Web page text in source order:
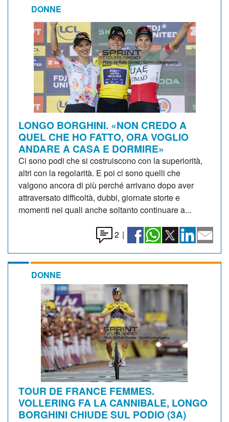
DONNE
LONGO BORGHINI. «NON CREDO A
QUEL CHE HO FATTO, ORA VOGLIO
ANDARE A CASA E DORMIRE»
Ci sono podi che si costruiscono con la superiorità,
altri con la regolarità. E poi ci sono quelli che
valgono ancora di più perché arrivano dopo aver
attraversato difficoltà, dubbi, giornate storte e
momenti nei quali anche soltanto continuare a...
2 |
DONNE
TOUR DE FRANCE FEMMES.
VOLLERING FA LA CANNIBALE, LONGO
BORGHINI CHIUDE SUL PODIO (3A)